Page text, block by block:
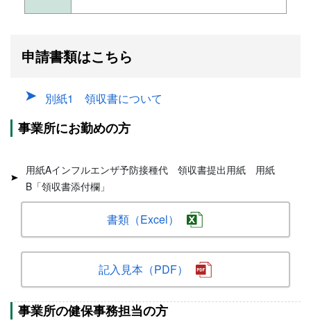
申請書類はこちら
別紙1 領収書について
事業所にお勤めの方
用紙Aインフルエンザ予防接種代 領収書提出用紙 用紙
B「領収書添付欄」
書類（Excel）
記入見本（PDF）
事業所の健保事務担当の方